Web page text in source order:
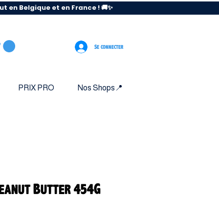
Belgique et en France ! 🚚✨
Se connecter
PRIX PRO Nos Shops📍
Butter 454G